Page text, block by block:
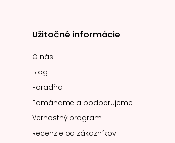
Užitočné informácie
O nás
Blog
Poradňa
Pomáhame a podporujeme
Vernostný program
Recenzie od zákazníkov